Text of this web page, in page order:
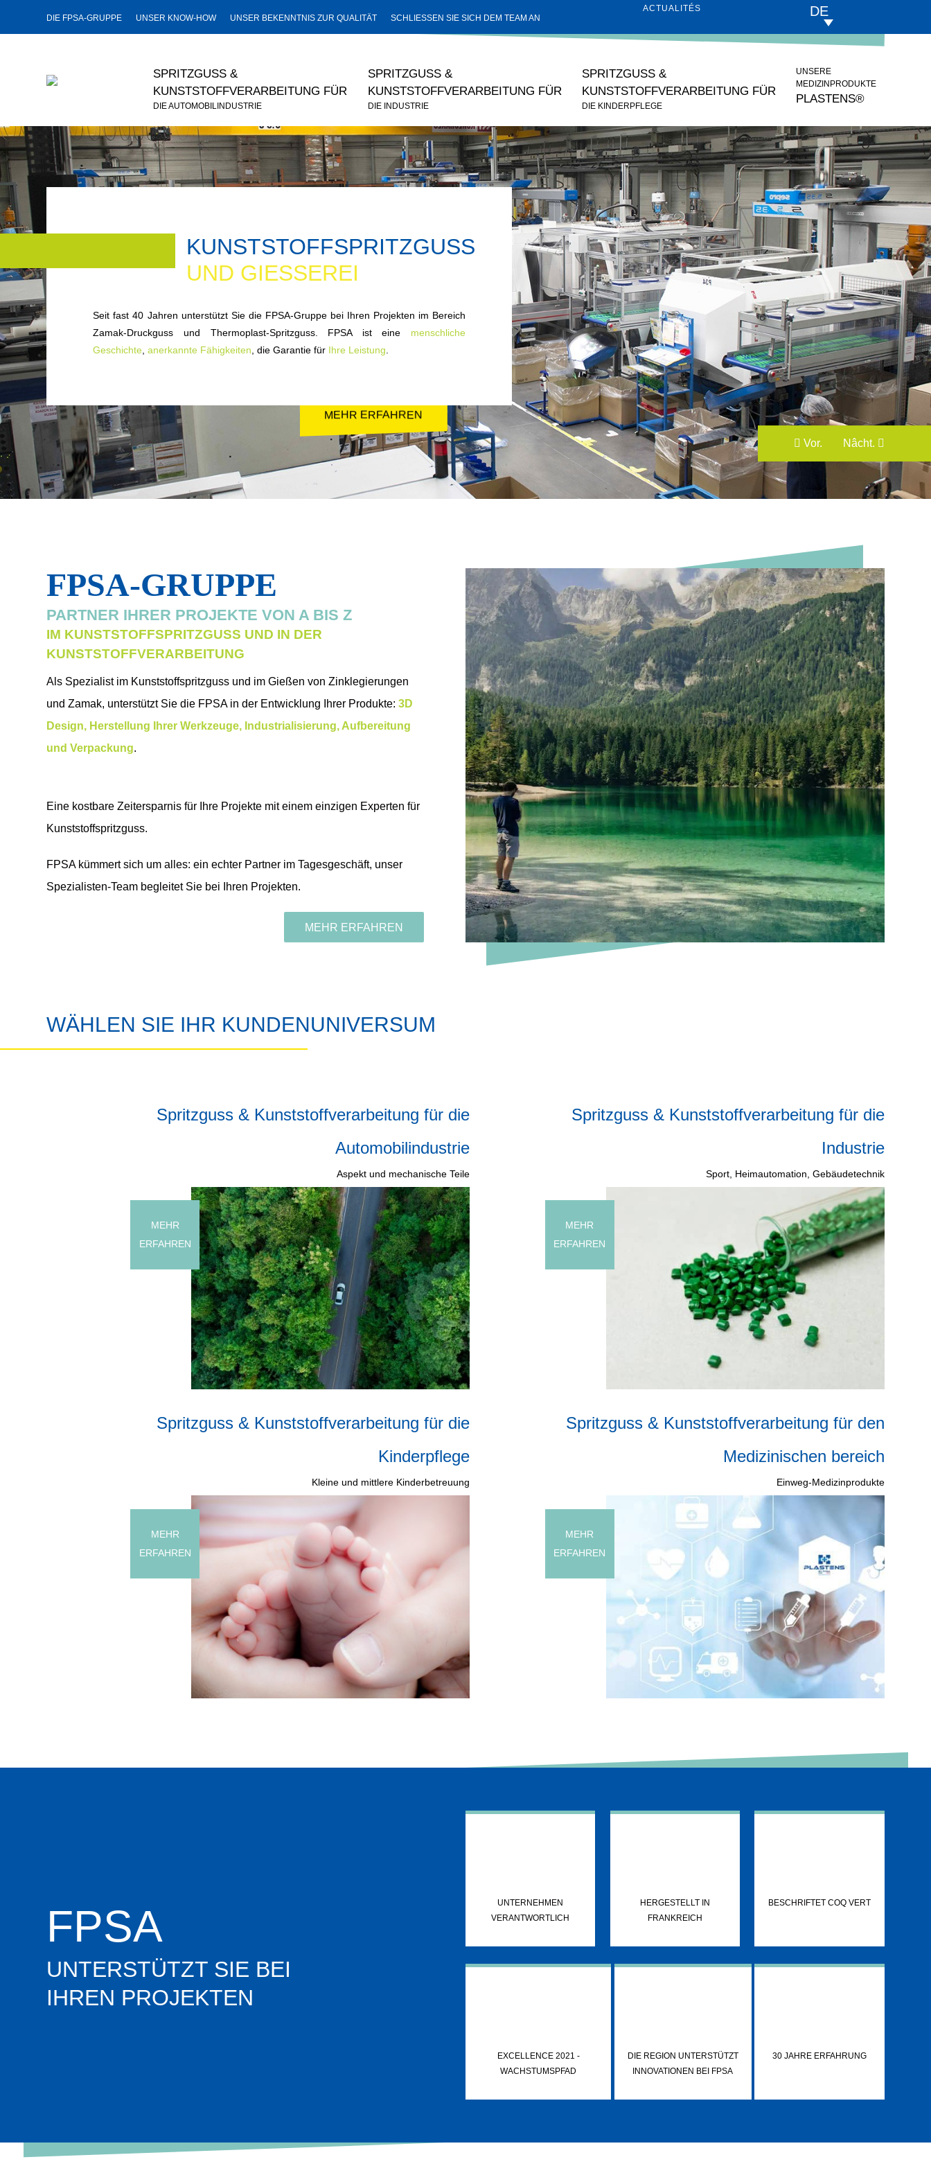
DIE FPSA-GRUPPE UNSER KNOW-HOW UNSER BEKENNTNIS ZUR QUALITÄT SCHLIESSEN SIE SICH DEM TEAM AN
ACTUALITÉS DE
SPRITZGUSS &
KUNSTSTOFFVERARBEITUNG FÜR
DIE AUTOMOBILINDUSTRIE
SPRITZGUSS &
KUNSTSTOFFVERARBEITUNG FÜR
DIE INDUSTRIE
SPRITZGUSS &
KUNSTSTOFFVERARBEITUNG FÜR
DIE KINDERPFLEGE
UNSERE
MEDIZINPRODUKTE
PLASTENS®
KUNSTSTOFFSPRITZGUSS
UND GIESSEREI
Seit fast 40 Jahren unterstützt Sie die FPSA-Gruppe bei Ihren Projekten im Bereich
Zamak-Druckguss und Thermoplast-Spritzguss. FPSA ist eine menschliche
Geschichte ,anerkannte Fähigkeiten , die Garantie für Ihre Leistung
MEHR ERFAHREN
Vor. Nâcht.
FPSA-GRUPPE
PARTNER IHRER PROJEKTE VON A BIS Z
IM KUNSTSTOFFSPRITZGUSS UND IN DER
KUNSTSTOFFVERARBEITUNG
Als Spezialist im Kunststoffspritzguss und im Gießen von Zinklegierungen
und Zamak, unterstützt Sie die FPSA in der Entwicklung Ihrer Produkte:3D
Design, Herstellung Ihrer Werkzeuge, Industrialisierung, Aufbereitung
und Verpackung.
Eine kostbare Zeitersparnis für Ihre Projekte mit einem einzigen Experten für
Kunststoffspritzguss.
FPSA kümmert sich um alles: ein echter Partner im Tagesgeschäft, unser
Spezialisten-Team begleitet Sie bei Ihren Projekten.
MEHR ERFAHREN
WÄHLEN SIE IHR KUNDENUNIVERSUM
Spritzguss & Kunststoffverarbeitung für die
Automobilindustrie
Aspekt und mechanische Teile
MEHR
ERFAHREN
Spritzguss & Kunststoffverarbeitung für die
Industrie
Sport, Heimautomation, Gebäudetechnik
MEHR
ERFAHREN
Spritzguss & Kunststoffverarbeitung für die
Kinderpflege
Kleine und mittlere Kinderbetreuung
MEHR
ERFAHREN
Spritzguss & Kunststoffverarbeitung für den
Medizinischen bereich
Einweg-Medizinprodukte
MEHR
ERFAHREN
FPSA
UNTERSTÜTZT SIE BEI
IHREN PROJEKTEN
UNTERNEHMEN
VERANTWORTLICH
HERGESTELLT IN
FRANKREICH
BESCHRIFTET COQ VERT
EXCELLENCE 2021 -
WACHSTUMSPFAD
DIE REGION UNTERSTÜTZT
INNOVATIONEN BEI FPSA
30 JAHRE ERFAHRUNG